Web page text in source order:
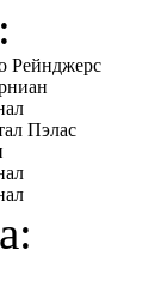
Рейнджерс
Пэлас